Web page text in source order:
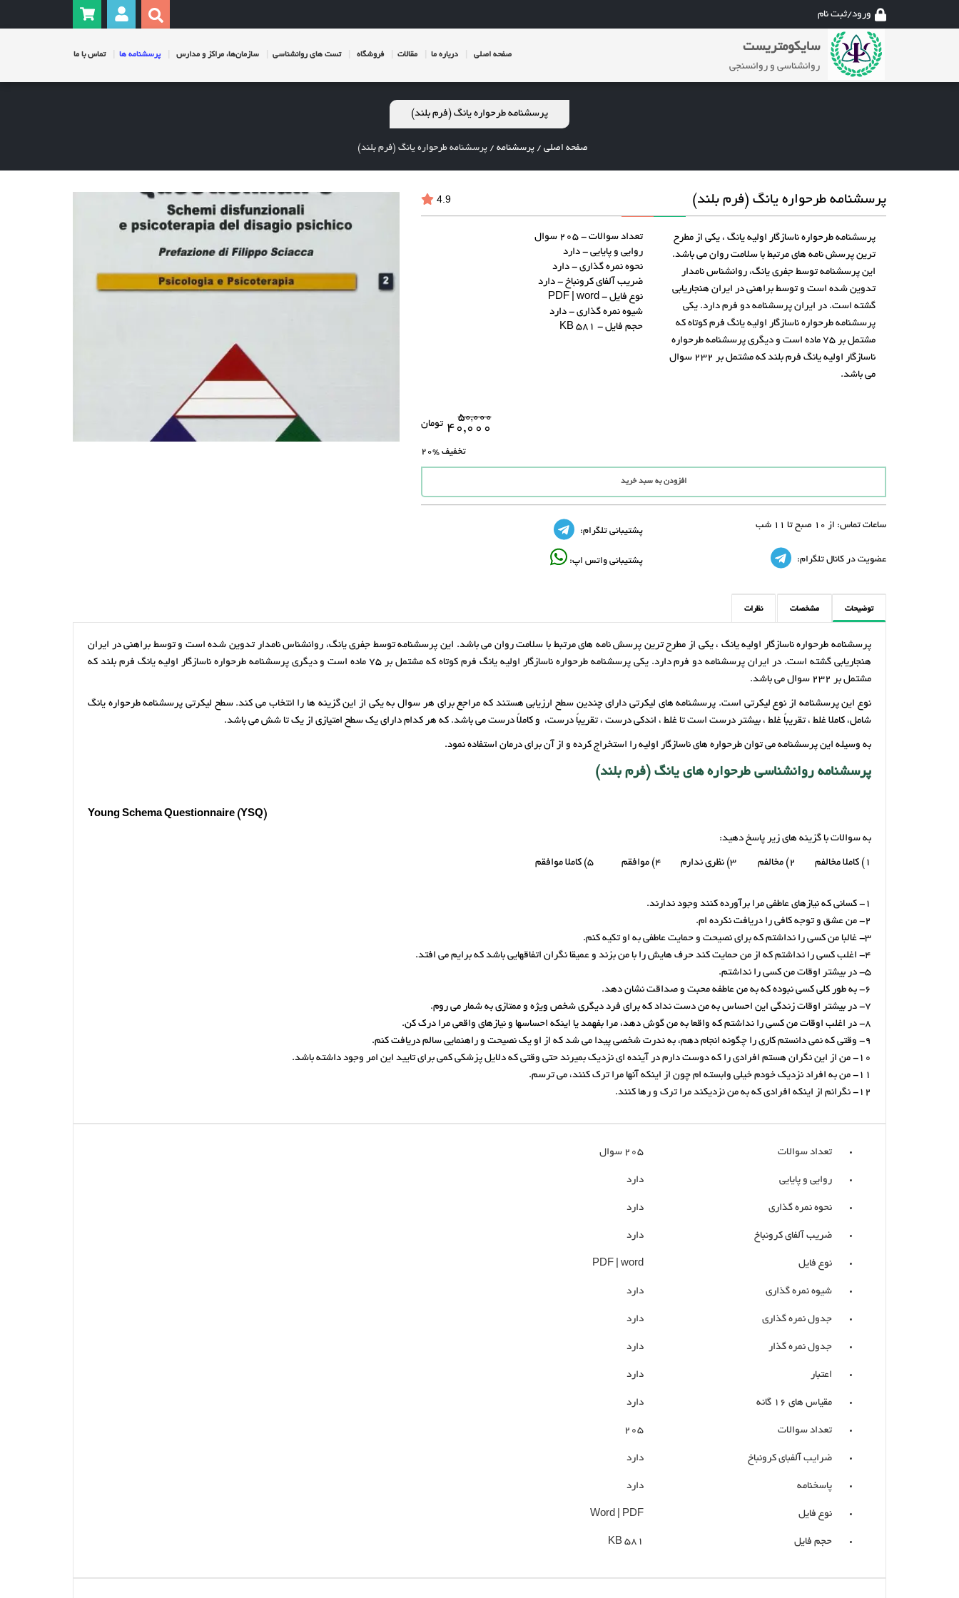
ورود/ثبت نام
سایکومتریست
روانشناسی و روانسنجی
صفحه اصلی درباره ما مقالات فروشگاه تست های روانشناسی سازمان‌ها، مراکز و مدارس پرسشنامه ها تماس با ما
پرسشنامه طرحواره یانگ (فرم بلند)
صفحه اصلی /پرسشنامه /پرسشنامه طرحواره یانگ (فرم بلند)
پرسشنامه طرحواره یانگ (فرم بلند) 4.9
پرسشنامه طرحواره ناسازگار اولیه یانگ ، یکی از مطرح
ترین پرسش نامه های مرتبط با سلامت روان می باشد.
این پرسشنامه توسط جفری یانگ، روانشناس نامدار
تدوین شده است و توسط براهنی در ایران هنجاریابی
گشته است. در ایران پرسشنامه دو فرم دارد. یکی
پرسشنامه طرحواره ناسازگار اولیه یانگ فرم کوتاه که
مشتمل بر 75 ماده است و دیگری پرسشنامه طرحواره
ناسازگار اولیه یانگ فرم بلند که مشتمل بر 232 سوال
می باشد.
تعداد سوالات - 205 سوال
روایی و پایایی - دارد
نحوه نمره گذاری - دارد
ضریب آلفای کرونباخ - دارد
نوع فایل - PDF | word
شیوه نمره گذاری - دارد
حجم فایل - 581 KB
۵۰,۰۰۰
۴۰,۰۰۰ تومان
تخفیف %20
افزودن به سبد خرید
ساعات تماس: از 10 صبح تا 11 شب
پشتیبانی تلگرام:
عضویت در کانال تلگرام: پشتیبانی واتس اپ:
توضیحات مشخصات نظرات
پرسشنامه طرحواره ناسازگار اولیه یانگ ، یکی از مطرح ترین پرسش نامه های مرتبط با سلامت روان می باشد. این پرسشنامه توسط جفری یانگ، روانشناس نامدار تدوین شده است و توسط براهنی در ایران
هنجاریابی گشته است. در ایران پرسشنامه دو فرم دارد. یکی پرسشنامه طرحواره ناسازگار اولیه یانگ فرم کوتاه که مشتمل بر 75 ماده است و دیگری پرسشنامه طرحواره ناسازگار اولیه یانگ فرم بلند که
مشتمل بر 232 سوال می باشد.
نوع این پرسشنامه از نوع لیکرتی است. پرسشنامه های لیکرتی دارای چندین سطح ارزیابی هستند که مراجع برای هر سوال به یکی از این گزینه ها را انتخاب می کند. سطح لیکرتی پرسشنامه طرحواره یانگ
شامل، کاملا غلط ، تقریباً غلط ، بیشتر درست است تا غلط ، اندکی درست ، تقریباً درست، و کاملاً درست می باشد. که هر کدام دارای یک سطح امتیازی از یک تا شش می باشد.
به وسیله این پرسشنامه می توان طرحواره های ناسازگار اولیه را استخراج کرده و از آن برای درمان استفاده نمود.
پرسشنامه روانشناسی طرحواره های یانگ (فرم بلند)
Young Schema Questionnaire (YSQ)
به سوالات با گزینه های زیر پاسخ دهید:
1) کاملا مخالفم 2) مخالفم 3) نظری ندارم 4) موافقم 5) کاملا موافقم
1- کسانی که نیازهای عاطفی مرا برآورده کنند وجود ندارند.
2- من عشق و توجه کافی را دریافت نکرده ام.
3- غالبا من کسی را نداشتم که برای نصیحت و حمایت عاطفی به او تکیه کنم.
4- اغلب کسی را نداشتم که از من حمایت کند حرف هایش را با من بزند و عمیقا نگران اتفاقهایی باشد که برایم می افتد.
5- در بیشتر اوقات من کسی را نداشتم.
6- به طور کلی کسی نبوده که به من عاطفه محبت و صداقت نشان دهد.
7- در بیشتر اوقات زندگی این احساس به من دست نداد که برای فرد دیگری شخص ویژه و ممتازی به شمار می روم.
8- در اغلب اوقات من کسی را نداشتم که واقعا به من گوش دهد، مرا بفهمد یا اینکه احساسها و نیازهای واقعی مرا درک کن.
9- وقتی که نمی دانستم کاری را چگونه انجام دهم، به ندرت شخصی پیدا می شد که از او یک نصیحت و راهنمایی سالم دریافت کنم.
10- من از این نگران هستم افرادی را که دوست دارم در آینده ای نزدیک بمیرند حتی وقتی که دلایل پزشکی کمی برای تایید این امر وجود داشته باشد.
11- من به افراد نزدیک خودم خیلی وابسته ام چون از اینکه آنها مرا ترک کنند، می ترسم.
12- نگرانم از اینکه افرادی که به من نزدیکند مرا ترک و رها کنند.
تعداد سوالات 205 سوال
روایی و پایایی دارد
نحوه نمره گذاری دارد
ضریب آلفای کرونباخ دارد
نوع فایل PDF | word
شیوه نمره گذاری دارد
جدول نمره‌ گذاری دارد
جدول نمره گذار دارد
اعتبار دارد
مقیاس های 16 گانه دارد
تعداد سوالات 205
ضرایب آلفبای کرونباخ دارد
پاسخنامه دارد
نوع فایل Word | PDF
حجم فایل 581 KB